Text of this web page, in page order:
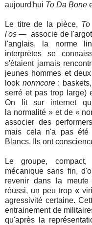
aujourd'hui To Da Bone
Le titre de la pièce,
l'os— associe de
l'anglais, la norme
interprètes se
s'étaient jamais
jeunes hommes et
look normcore:
serré et pas trop large)
On lit sur internet
la normalité » et de «
associer des
mais cela n'a pas
Blancs. Ils ont
Le groupe,
mécanique sans fin,
revenir dans la meute
réussi, un peu trop «
agressivité certaine.
entrainement de
qu'après la